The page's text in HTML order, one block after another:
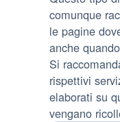
comunque
le pagine
anche
Si
rispettivi
elaborati su
vengano